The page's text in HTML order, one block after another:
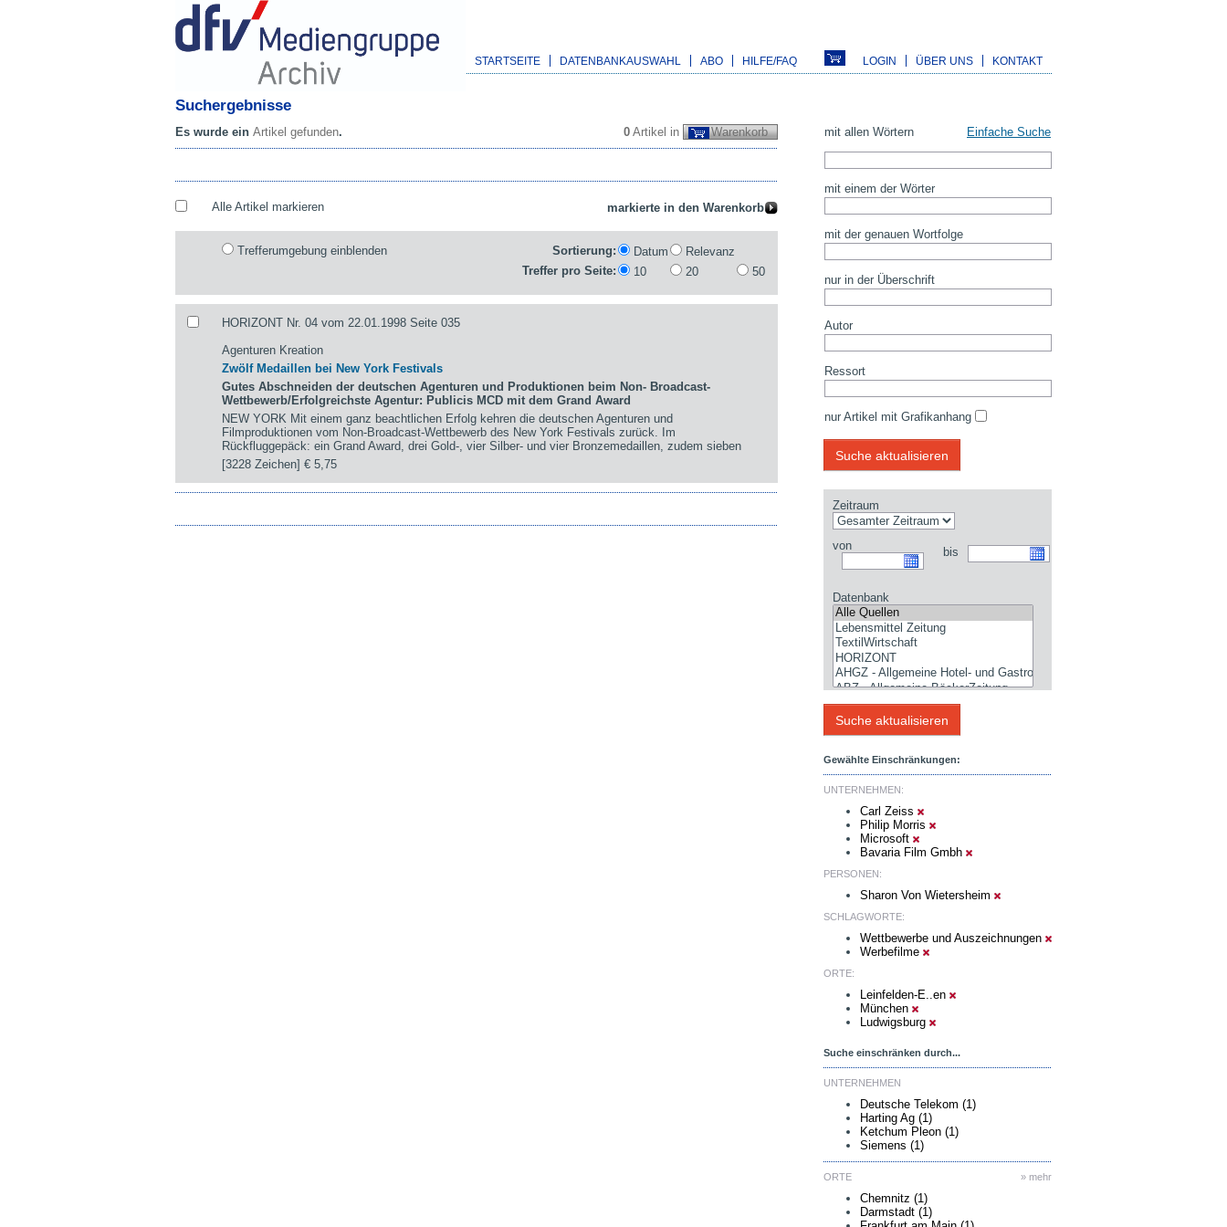
STARTSEITE DATENBANKAUSWAHL ABO HILFE/FAQ LOGIN ÜBER UNS KONTAKT
Suchergebnisse
0 Artikel in Warenkorb
Es wurde ein Artikel gefunden.
Alle Artikel markieren
Trefferumgebung einblenden Sortierung: Datum
Relevanz
Treffer pro Seite:
10 20 50
HORIZONT Nr. 04 vom 22.01.1998 Seite 035
Agenturen Kreation
Zwölf Medaillen bei New York Festivals
Gutes Abschneiden der deutschen Agenturen und Produktionen beim Non- Broadcast-
Wettbewerb/Erfolgreichste Agentur: Publicis MCD mit dem Grand Award
NEW YORK Mit einem ganz beachtlichen Erfolg kehren die deutschen Agenturen und
Filmproduktionen vom Non-Broadcast-Wettbewerb des New York Festivals zurück. Im
Rückfluggepäck: ein Grand Award, drei Gold-, vier Silber- und vier Bronzemedaillen, zudem sieben
[3228 Zeichen]€ 5,75
mit allen Wörtern Einfache Suche
mit einem der Wörter
mit der genauen Wortfolge
nur in der Überschrift
Autor
Ressort
nur Artikel mit Grafikanhang
Zeitraum
von bis
Datenbank
Gewählte Einschränkungen:
UNTERNEHMEN:
Carl Zeiss
Philip Morris
Microsoft
Bavaria Film Gmbh
PERSONEN:
Sharon Von Wietersheim
SCHLAGWORTE:
Wettbewerbe und Auszeichnungen
Werbefilme
ORTE:
Leinfelden-E..en
München
Ludwigsburg
Suche einschränken durch...
UNTERNEHMEN
Deutsche Telekom (1)
Harting Ag (1)
Ketchum Pleon (1)
Siemens (1)
» mehr
ORTE
Chemnitz (1)
Darmstadt (1)